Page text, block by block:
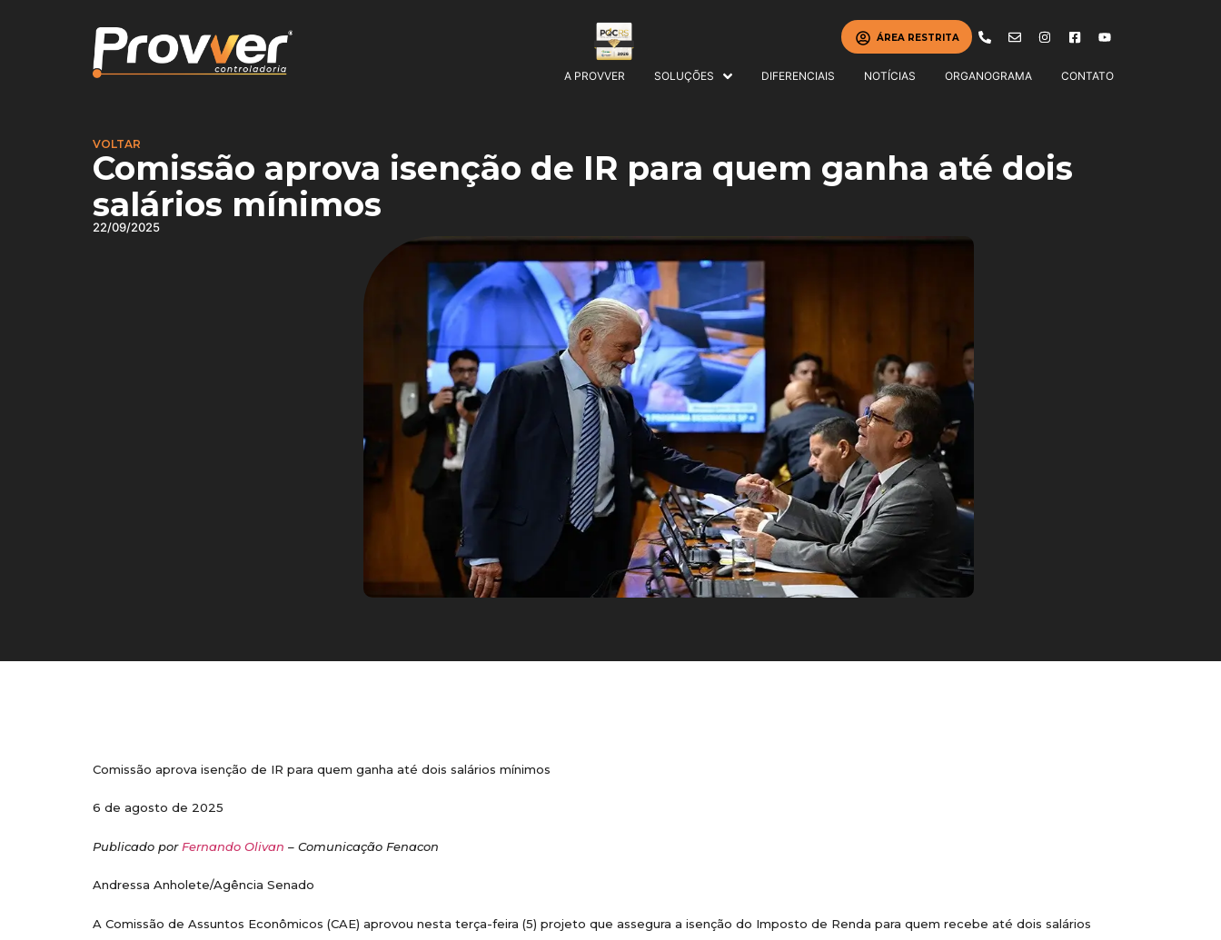
ÁREA RESTRITA
A PROVVER SOLUÇÕES DIFERENCIAIS NOTÍCIAS ORGANOGRAMA CONTATO
VOLTAR
Comissão aprova isenção de IR para quem ganha até dois
salários mínimos
22/09/2025
Comissão aprova isenção de IR para quem ganha até dois salários mínimos
6 de agosto de 2025
Publicado por Fernando Olivan – Comunicação Fenacon
Andressa Anholete/Agência Senado
A Comissão de Assuntos Econômicos (CAE) aprovou nesta terça-feira (5) projeto que assegura a isenção do Imposto de Renda para quem recebe até dois salários